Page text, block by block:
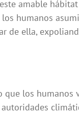
amable
humanos
de ella,
los humanos